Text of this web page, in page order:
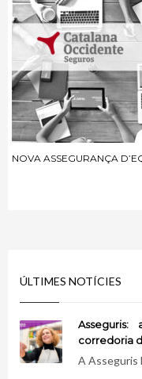
NOVA ASSEGURANÇA
ÚLTIMES NOTÍCIES
corredoria
A Asseguris